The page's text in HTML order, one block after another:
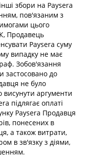
збори на Paysera
пов'язаним з
цього
Продавець
Paysera суму
випадку не має
Зобов'язання
застосовано до
не було
висунути аргументи
підлягає оплаті
Paysera Продавця
понесених в
а також витрати,
в зв'язку з діями,